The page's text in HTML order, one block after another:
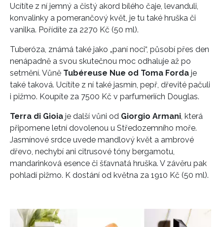
Ucítíte z ní jemný a čistý akord bílého čaje, levanduli,
konvalinky a pomerančový květ, je tu také hruška či
vanilka. Pořídíte za 2270 Kč (50 ml).
Tuberóza, známá také jako „paní noci“, působí přes den
nenápadně a svou skutečnou moc odhaluje až po
setmění. Vůně Tubéreuse Nue od Toma Forda je
také taková. Ucítíte z ní také jasmín, pepř, dřevité pačuli
i pižmo. Koupíte za 7500 Kč v parfumeriích Douglas.
Terra di Gioia je další vůni od Giorgio Armani , která
připomene letní dovolenou u Středozemního moře.
Jasmínové srdce uvede mandlový květ a ambrové
dřevo, nechybí ani citrusové tóny bergamotu,
mandarinková esence či šťavnatá hruška. V závěru pak
pohladí pižmo. K dostání od května za 1910 Kč (50 ml).